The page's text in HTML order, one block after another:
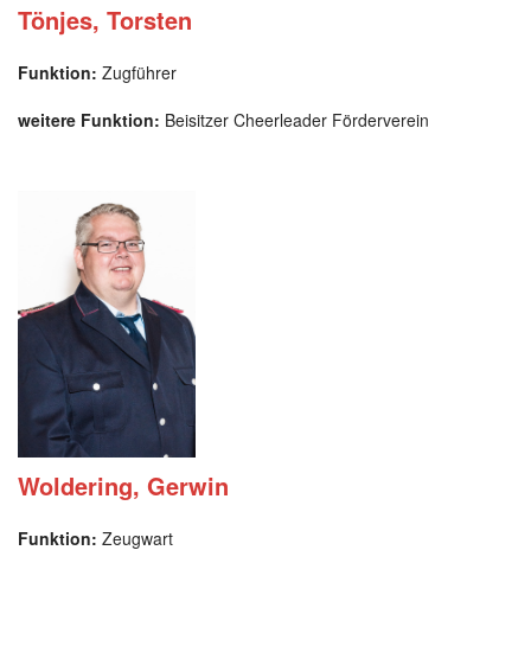
Tönjes, Torsten
Funktion: Zugführer
weitere Funktion: Beisitzer Cheerleader Förderverein
Woldering, Gerwin
Funktion: Zeugwart